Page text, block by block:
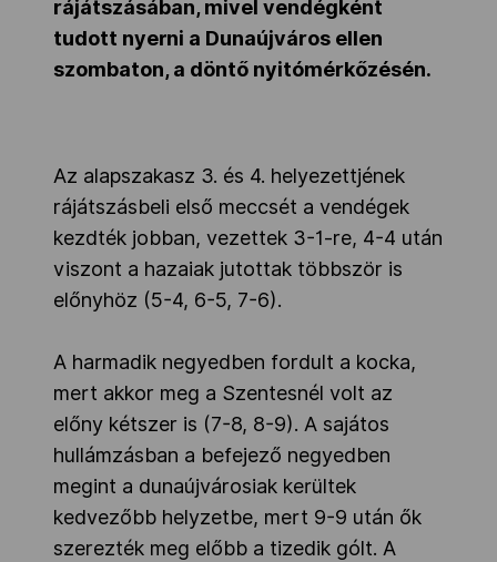
Társszervezetek
Adatbank
rájátszásában, mivel vendégként
tudott nyerni a Dunaújváros ellen
szombaton, a döntő nyitómérkőzésén.
Az alapszakasz 3. és 4. helyezettjének
rájátszásbeli első meccsét a vendégek
kezdték jobban, vezettek 3-1-re, 4-4 után
viszont a hazaiak jutottak többször is
előnyhöz (5-4, 6-5, 7-6).
A harmadik negyedben fordult a kocka,
mert akkor meg a Szentesnél volt az
előny kétszer is (7-8, 8-9). A sajátos
hullámzásban a befejező negyedben
megint a dunaújvárosiak kerültek
kedvezőbb helyzetbe, mert 9-9 után ők
szerezték meg előbb a tizedik gólt. A